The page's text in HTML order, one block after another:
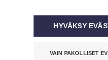
Tehy-lehti somessaHYVÄKSY
VAIN PAKOLLISET